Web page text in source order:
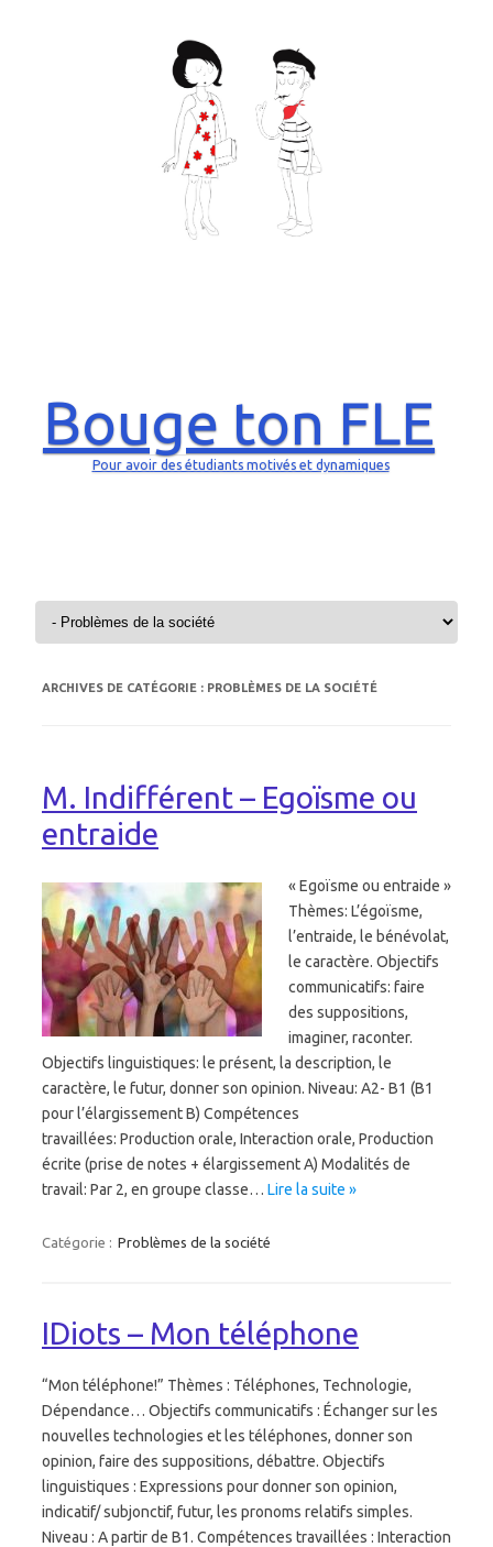
Bouge ton FLE
Pour avoir des étudiants motivés et dynamiques
Aller au contenu
ARCHIVES DE CATÉGORIE : PROBLÈMES DE LA SOCIÉTÉ
M. Indifférent – Egoïsme ou
entraide
« Egoïsme ou entraide »
Thèmes: L’égoïsme,
l’entraide, le bénévolat,
le caractère. Objectifs
communicatifs: faire
des suppositions,
imaginer, raconter.
Objectifs linguistiques: le présent, la description, le
caractère, le futur, donner son opinion. Niveau: A2- B1 (B1
pour l’élargissement B) Compétences
travaillées: Production orale, Interaction orale, Production
écrite (prise de notes + élargissement A) Modalités de
travail: Par 2, en groupe classe… Lire la suite »
Catégorie : Problèmes de la société
IDiots – Mon téléphone
“Mon téléphone!” Thèmes : Téléphones, Technologie,
Dépendance… Objectifs communicatifs : Échanger sur les
nouvelles technologies et les téléphones, donner son
opinion, faire des suppositions, débattre. Objectifs
linguistiques : Expressions pour donner son opinion,
indicatif/ subjonctif, futur, les pronoms relatifs simples.
Niveau : A partir de B1. Compétences travaillées : Interaction